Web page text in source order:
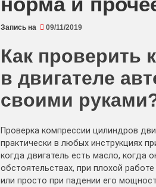
Запись на 09/11/2019
Как проверить
в двигателе
своими
Проверка компрессии цилиндров
практически в любых инструкциях
когда двигатель есть масло, когда
обстоятельствах, при плохой
или просто при падении его